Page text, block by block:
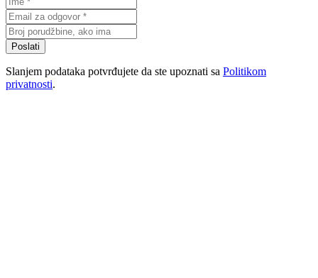
Poslati
Slanjem podataka potvrđujete da ste upoznati sa Politikom
privatnosti.